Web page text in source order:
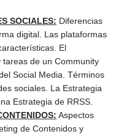
SOCIALES: Diferencias
digital. Las plataformas
El
de un Community
Social Media. Términos
sociales. La Estrategia
Estrategia de RRSS.
Aspectos
de Contenidos y